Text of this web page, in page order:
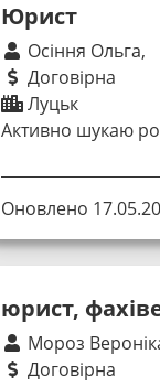
Юрист
Осіння Ольга,
Договірна
Луцьк
Активно шукаю
Оновлено
юрист,
Мороз
Договірна